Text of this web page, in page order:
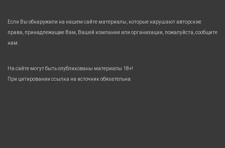
Если Вы обнаружили на нашем сайте материалы, которые нарушают авторские
права, принадлежащие Вам, Вашей компании или организации, пожалуйста, сообщите
нам.
На сайте могут быть опубликованы материалы 18+!
При цитировании ссылка на источник обязательна.